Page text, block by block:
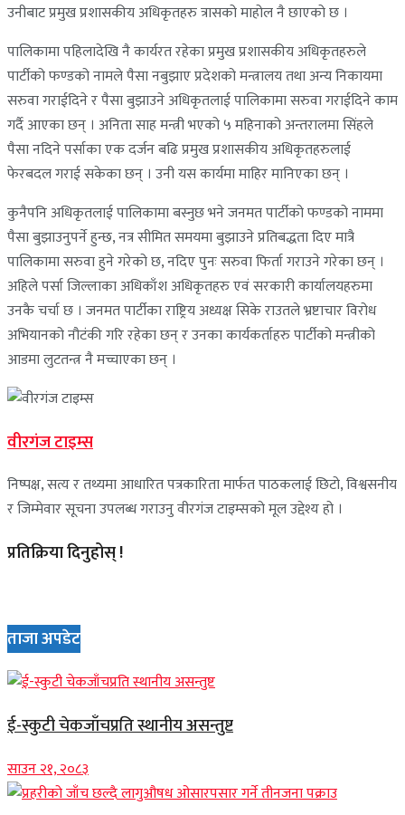
उनीबाट प्रमुख प्रशासकीय अधिकृतहरु त्रासको माहोल नै छाएको छ ।
पालिकामा पहिलादेखि नै कार्यरत रहेका प्रमुख प्रशासकीय अधिकृतहरुले
पार्टीको फण्डको नामले पैसा नबुझाए प्रदेशको मन्त्रालय तथा अन्य निकायमा
सरुवा गराईदिने र पैसा बुझाउने अधिकृतलाई पालिकामा सरुवा गराईदिने काम
गर्दै आएका छन् । अनिता साह मन्त्री भएको ५ महिनाको अन्तरालमा सिंहले
पैसा नदिने पर्साका एक दर्जन बढि प्रमुख प्रशासकीय अधिकृतहरुलाई
फेरबदल गराई सकेका छन् । उनी यस कार्यमा माहिर मानिएका छन् ।
कुनैपनि अधिकृतलाई पालिकामा बस्नुछ भने जनमत पार्टीको फण्डको नाममा
पैसा बुझाउनुपर्ने हुन्छ, नत्र सीमित समयमा बुझाउने प्रतिबद्धता दिए मात्रै
पालिकामा सरुवा हुने गरेको छ, नदिए पुनः सरुवा फिर्ता गराउने गरेका छन् ।
अहिले पर्सा जिल्लाका अधिकाँश अधिकृतहरु एवं सरकारी कार्यालयहरुमा
उनकै चर्चा छ । जनमत पार्टीका राष्ट्रिय अध्यक्ष सिके राउतले भ्रष्टाचार विरोध
अभियानको नौटंकी गरि रहेका छन् र उनका कार्यकर्ताहरु पार्टीको मन्त्रीको
आडमा लुटतन्त्र नै मच्चाएका छन् ।
वीरगंज टाइम्स
निष्पक्ष, सत्य र तथ्यमा आधारित पत्रकारिता मार्फत पाठकलाई छिटो, विश्वसनीय
र जिम्मेवार सूचना उपलब्ध गराउनु वीरगंज टाइम्सको मूल उद्देश्य हो ।
प्रतिक्रिया दिनुहोस् !
ताजा अपडेट
ई-स्कुटी चेकजाँचप्रति स्थानीय असन्तुष्ट
साउन २१, २०८३